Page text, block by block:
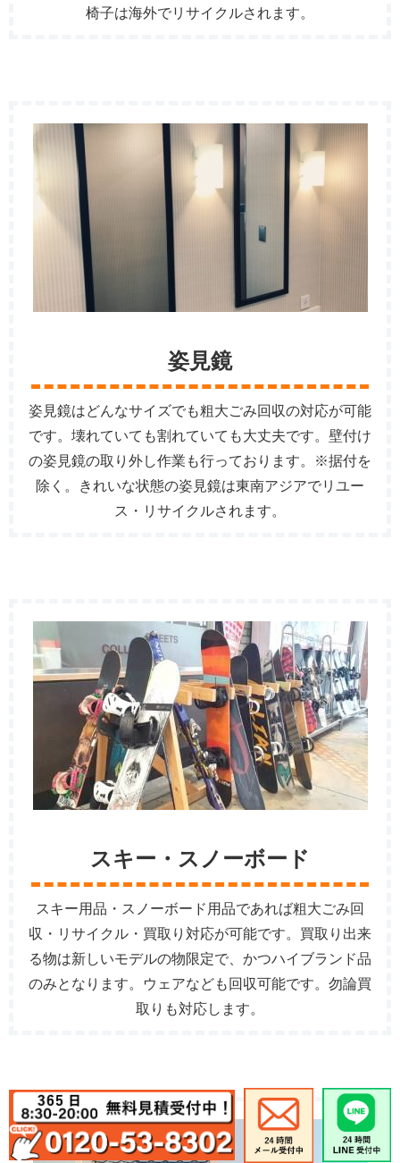
椅子は海外でリサイクルされます。
姿見鏡
姿見鏡はどんなサイズでも粗大ごみ回収の対応が可能
です。壊れていても割れていても大丈夫です。壁付け
の姿見鏡の取り外し作業も行っております。※据付を
除く。きれいな状態の姿見鏡は東南アジアでリユー
ス・リサイクルされます。
スキー・スノーボード
スキー用品・スノーボード用品であれば粗大ごみ回
収・リサイクル・買取り対応が可能です。買取り出来
る物は新しいモデルの物限定で、かつハイブランド品
のみとなります。ウェアなども回収可能です。勿論買
取りも対応します。